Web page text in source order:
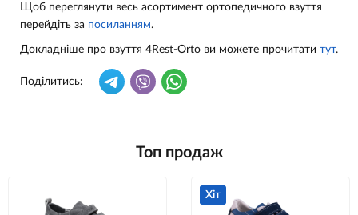
Щоб переглянути весь асортимент ортопедичного взуття
перейдіть за посиланням.
Докладніше про взуття 4Rest-Orto ви можете прочитати тут.
Поділитись:
Топ продаж
Хіт